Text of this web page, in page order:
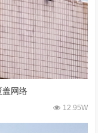
盖网络
12.95W